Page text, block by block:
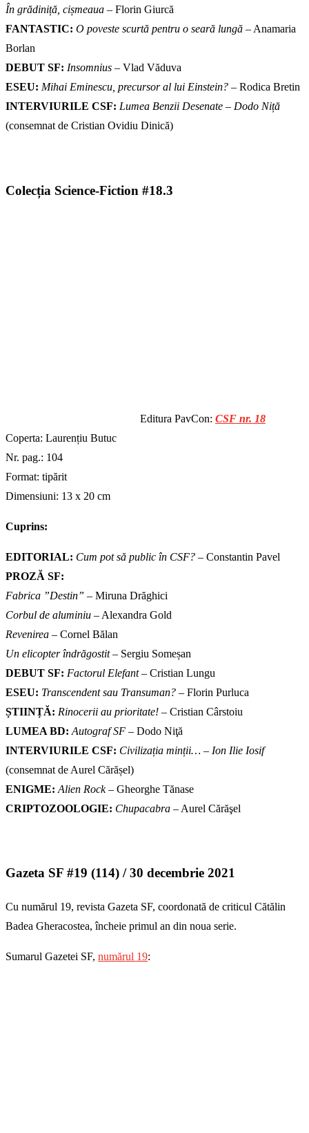
În grădiniță, cișmeaua – Florin Giurcă
FANTASTIC: O poveste scurtă pentru o seară lungă – Anamaria
Borlan
DEBUT SF: Insomnius – Vlad Văduva
ESEU: Mihai Eminescu, precursor al lui Einstein? – Rodica Bretin
INTERVIURILE CSF: Lumea Benzii Desenate – Dodo Niță
(consemnat de Cristian Ovidiu Dinică)
Colecția Science-Fiction #18.3
Editura PavCon: CSF nr. 18
Coperta: Laurențiu Butuc
Nr. pag.: 104
Format: tipărit
Dimensiuni: 13 x 20 cm
Cuprins:
EDITORIAL: Cum pot să public în CSF? – Constantin Pavel
PROZĂ SF:
Fabrica ”Destin” – Miruna Drăghici
Corbul de aluminiu – Alexandra Gold
Revenirea – Cornel Bălan
Un elicopter îndrăgostit– Sergiu Someșan
DEBUT SF: Factorul Elefant– Cristian Lungu
ESEU: Transcendent sau Transuman? – Florin Purluca
ȘTIINȚĂ: Rinocerii au prioritate! – Cristian Cârstoiu
LUMEA BD: Autograf SF – Dodo Niţă
INTERVIURILE CSF: Civilizația minții… – Ion Ilie Iosif
(consemnat de Aurel Cărășel)
ENIGME: Alien Rock– Gheorghe Tănase
CRIPTOZOOLOGIE: Chupacabra – Aurel Cărăşel
Gazeta SF #19 (114) / 30 decembrie 2021
Cu numărul 19, revista Gazeta SF, coordonată de criticul Cătălin
Badea Gheracostea, încheie primul an din noua serie.
Sumarul Gazetei SF, numărul 19: